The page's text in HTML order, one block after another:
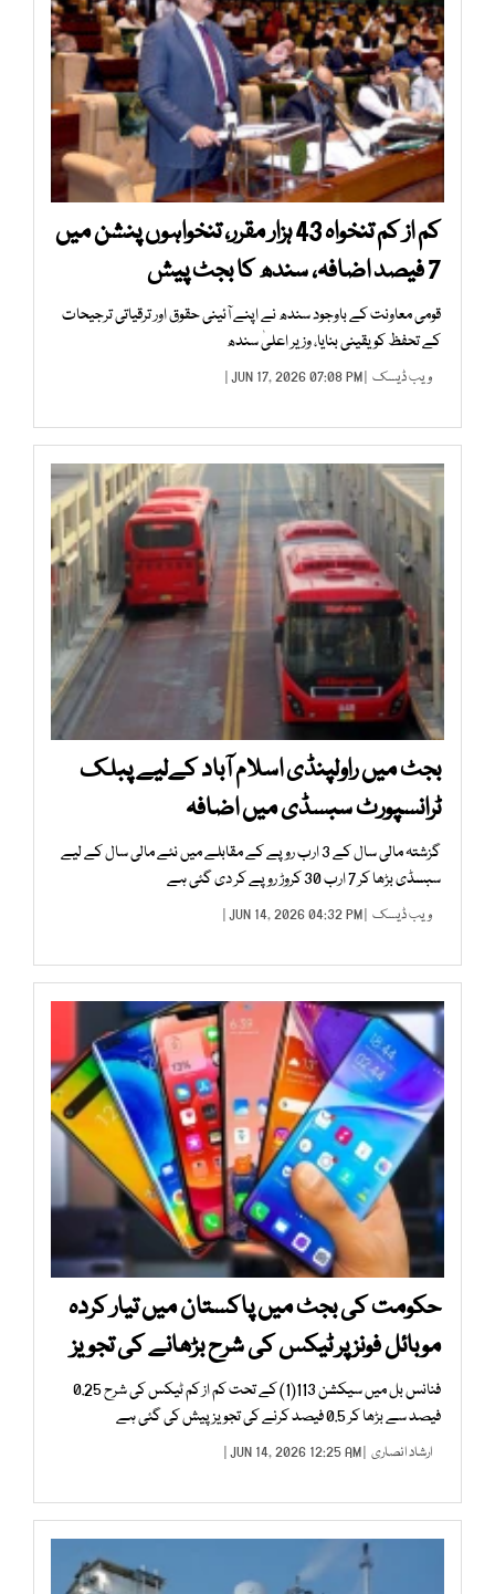
کم از کم تنخواہ 43 ہزار مقرر، تنخواہوں پنشن میں
7 فیصد اضافہ، سندھ کا بجٹ پیش
قومی معاونت کے باوجود سندھ نے اپنے آئینی حقوق اور ترقیاتی ترجیحات
کے تحفظ کو یقینی بنایا، وزیر اعلیٰ سندھ
ویب ڈیسک | JUN 17, 2026 07:08 PM |
بجٹ میں راولپنڈی اسلام آباد کےلیے پبلک
ٹرانسپورٹ سبسڈی میں اضافہ
گزشتہ مالی سال کے 3 ارب روپے کے مقابلے میں نئے مالی سال کے لیے
سبسڈی بڑھا کر 7 ارب 30 کروڑ روپے کر دی گئی ہے
ویب ڈیسک | JUN 14, 2026 04:32 PM |
حکومت کی بجٹ میں پاکستان میں تیار کردہ
موبائل فونز پر ٹیکس کی شرح بڑھانے کی تجویز
فنانس بل میں سیکشن 113(1) کے تحت کم از کم ٹیکس کی شرح 0.25
فیصد سے بڑھا کر 0.5 فیصد کرنے کی تجویز پیش کی گئی ہے
ارشاد انصاری | JUN 14, 2026 12:25 AM |